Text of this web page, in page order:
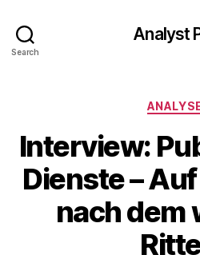
Search
Analyst
Interview:
Dienste –
nach dem